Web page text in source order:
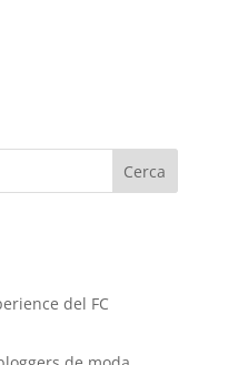
del FC